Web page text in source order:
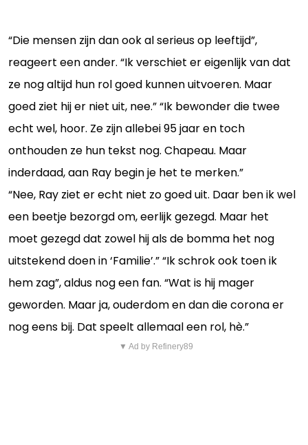
“Die mensen zijn dan ook al serieus op leeftijd”,
reageert een ander. “Ik verschiet er eigenlijk van dat
ze nog altijd hun rol goed kunnen uitvoeren. Maar
goed ziet hij er niet uit, nee.” “Ik bewonder die twee
echt wel, hoor. Ze zijn allebei 95 jaar en toch
onthouden ze hun tekst nog. Chapeau. Maar
inderdaad, aan Ray begin je het te merken.”
“Nee, Ray ziet er echt niet zo goed uit. Daar ben ik wel
een beetje bezorgd om, eerlijk gezegd. Maar het
moet gezegd dat zowel hij als de bomma het nog
uitstekend doen in ‘Familie’.” “Ik schrok ook toen ik
hem zag”, aldus nog een fan. “Wat is hij mager
geworden. Maar ja, ouderdom en dan die corona er
nog eens bij. Dat speelt allemaal een rol, hè.”
▼ Ad by Refinery89